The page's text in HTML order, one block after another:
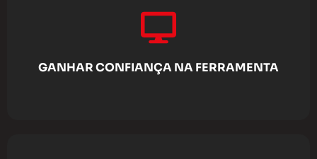
GANHAR CONFIANÇA NA FERRAMENTA